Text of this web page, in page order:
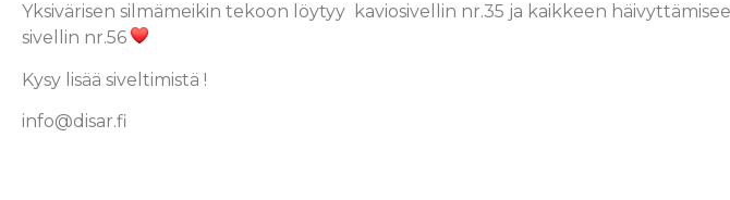
Yksivärisen silmämeikin tekoon löytyy kaviosivellin nr.35 ja kaikkeen
sivellin nr.56
Kysy lisää siveltimistä !
info@disar.fi